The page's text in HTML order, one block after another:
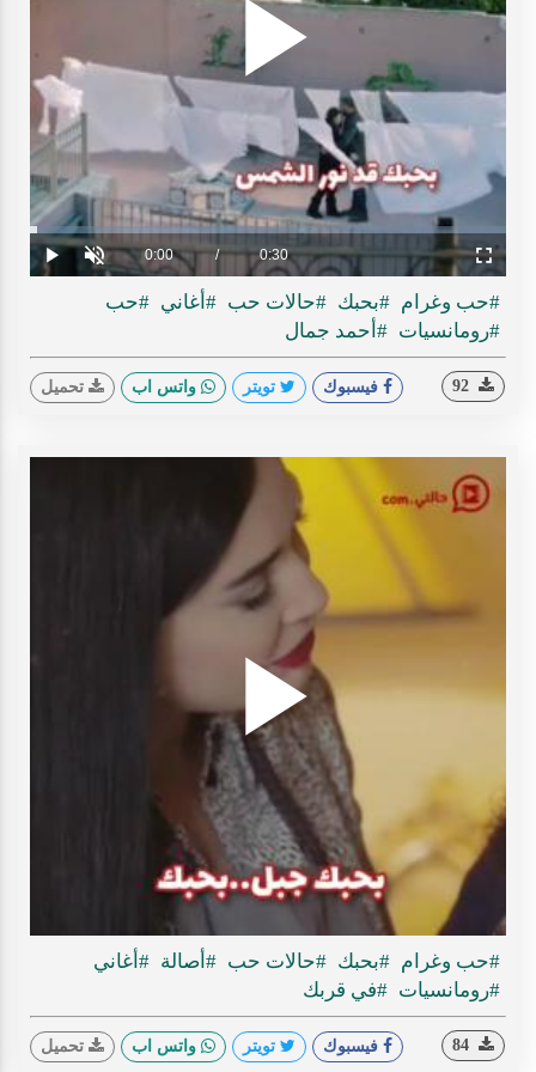
Play
Play Unmute Current
Time
0:00 / Duration
0:30
Loaded:
0%
Progress:
0%
Fullscreen
#حب وغرام #بحبك #حالات حب #أغاني #حب
#رومانسيات #أحمد جمال
فيسبوك تويتر واتس اب تحميل
Play
#حب وغرام #بحبك #حالات حب #أصالة #أغاني
#رومانسيات #في قربك
فيسبوك تويتر واتس اب تحميل